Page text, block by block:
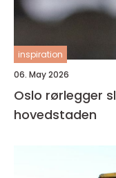
inspiration
06. May 2026
Oslo rørlegger slik velger du riktig fagperson i
hovedstaden